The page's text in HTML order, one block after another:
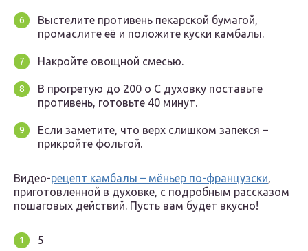
Выстелите противень пекарской бумагой,
промаслите её и положите куски камбалы.
Накройте овощной смесью.
В прогретую до 200 о С духовку поставьте
противень, готовьте 40 минут.
Если заметите, что верх слишком запекся –
прикройте фольгой.
Видео-рецепт камбалы – мёньер по-французски,
приготовленной в духовке, с подробным рассказом
пошаговых действий. Пусть вам будет вкусно!
5